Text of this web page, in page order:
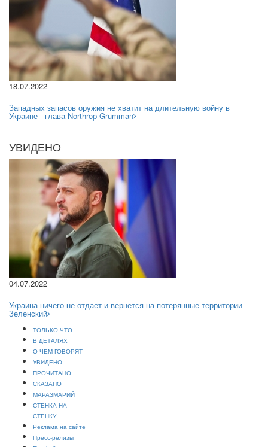
18.07.2022
Западных запасов оружия не хватит на длительную войну в
Украине - глава Northrop Grumman
УВИДЕНО
04.07.2022
Украина ничего не отдает и вернется на потерянные территории -
Зеленский
ТОЛЬКО ЧТО
В ДЕТАЛЯХ
О ЧЕМ ГОВОРЯТ
УВИДЕНО
ПРОЧИТАНО
СКАЗАНО
МАРАЗМАРИЙ
СТЕНКА НА
СТЕНКУ
Реклама на сайте
Пресс-релизы